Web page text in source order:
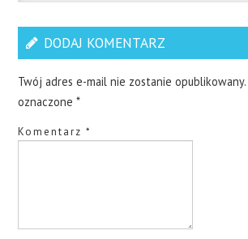
DODAJ KOMENTARZ
Twój adres e-mail nie zostanie opublikowany.
oznaczone*
Komentarz*